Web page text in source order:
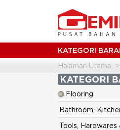
KATEGORI
Halaman Utama
KATEGORI
Flooring
Bathroom,
Tools, Hardwares